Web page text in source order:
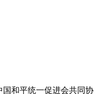
和平统一促进会共同协